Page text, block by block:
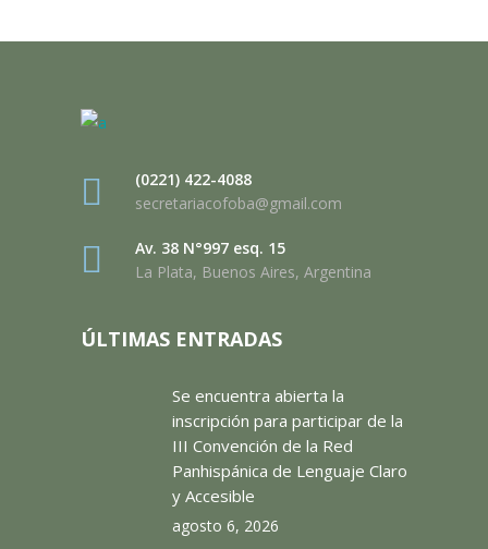
(0221) 422-4088
secretariacofoba@gmail.com
Av. 38 N°997 esq. 15
La Plata, Buenos Aires, Argentina
ÚLTIMAS ENTRADAS
Se encuentra abierta la
inscripción para participar de la
III Convención de la Red
Panhispánica de Lenguaje Claro
y Accesible
agosto 6, 2026